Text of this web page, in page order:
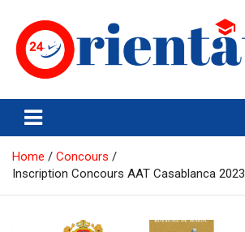
content
Orientation24
Emploi et Orientation au Maroc
Home
Concours
Inscription Concours AAT Casablanca 2023